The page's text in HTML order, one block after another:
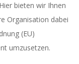
bieten wir Ihnen
Organisation dabei
(EU)
umzusetzen.